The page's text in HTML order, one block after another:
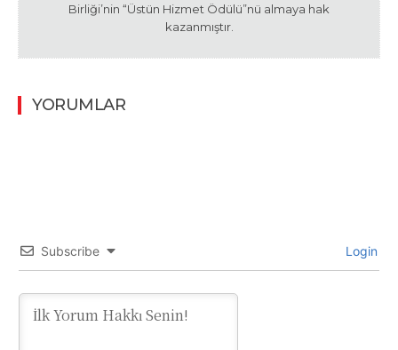
Birliği’nin “Üstün Hizmet Ödülü”nü almaya hak
kazanmıştır.
YORUMLAR
Subscribe Login